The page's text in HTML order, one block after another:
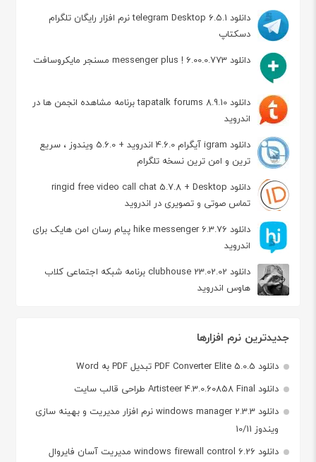
دانلود telegram Desktop 6.5.1 نرم افزار رایگان تلگرام
دسکتاپ
دانلود messenger plus ! 6.00.0.773 مسنجر مایکروسافت
دانلود tapatalk forums 8.9.10 برنامه مشاهده انجمن ها در
اندروید
دانلود igram آیگرام 4.6.0 اندروید + 5.6.0 ویندوز ، سریع
ترین و امن ترین نسخه تلگرام
دانلود ringid free video call chat 5.7.8 + Desktop
تماس صوتی و تصویری در اندروید
دانلود hike messenger 6.3.76 پیام‌ رسان‌ امن هایک برای
اندروید
دانلود clubhouse 23.02.02 برنامه شبکه اجتماعی کلاب
هاوس اندروید
جدیدترین نرم افزارها
دانلود PDF Converter Elite 5.0.5 تبدیل PDF به Word
دانلود Artisteer 4.3.0.60858 Final طراحی قالب سایت
دانلود windows manager 2.3.3 نرم افزار مدیریت و بهینه سازی
ویندوز 10/11
دانلود windows firewall control 6.26 مدیریت آسان فایروال